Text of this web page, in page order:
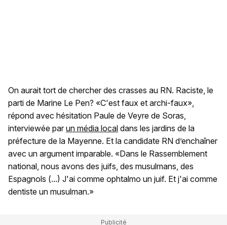
On aurait tort de chercher des crasses au RN. Raciste, le
parti de Marine Le Pen? «C'est faux et archi-faux»,
répond avec hésitation Paule de Veyre de Soras,
interviewée par un média local dans les jardins de la
préfecture de la Mayenne. Et la candidate RN d’enchaîner
avec un argument imparable. «Dans le Rassemblement
national, nous avons des juifs, des musulmans, des
Espagnols (...) J'ai comme ophtalmo un juif. Et j'ai comme
dentiste un musulman.»